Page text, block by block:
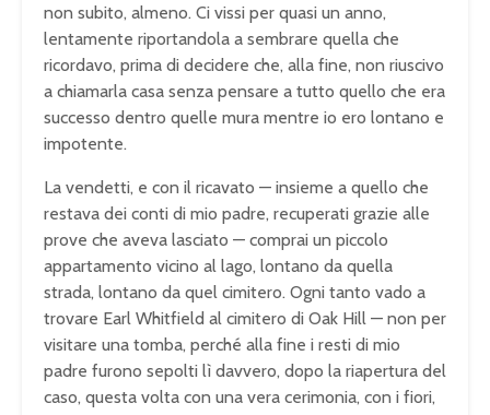
non subito, almeno. Ci vissi per quasi un anno,
lentamente riportandola a sembrare quella che
ricordavo, prima di decidere che, alla fine, non riuscivo
a chiamarla casa senza pensare a tutto quello che era
successo dentro quelle mura mentre io ero lontano e
impotente.
La vendetti, e con il ricavato — insieme a quello che
restava dei conti di mio padre, recuperati grazie alle
prove che aveva lasciato — comprai un piccolo
appartamento vicino al lago, lontano da quella
strada, lontano da quel cimitero. Ogni tanto vado a
trovare Earl Whitfield al cimitero di Oak Hill — non per
visitare una tomba, perché alla fine i resti di mio
padre furono sepolti lì davvero, dopo la riapertura del
caso, questa volta con una vera cerimonia, con i fiori,